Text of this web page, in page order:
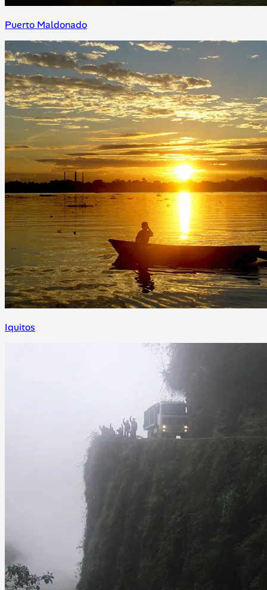
Puerto Maldonado
Iquitos